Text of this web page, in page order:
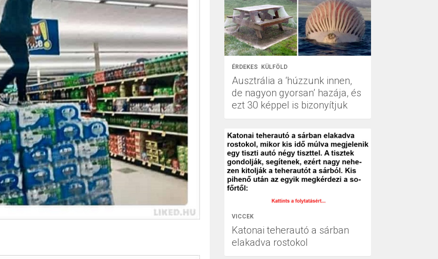
ÉRDEKES KÜLFÖLD
Ausztrália a ‘húzzunk innen,
de nagyon gyorsan’ hazája, és
ezt 30 képpel is bizonyítjuk
VICCEK
Katonai teherautó a sárban
elakadva rostokol